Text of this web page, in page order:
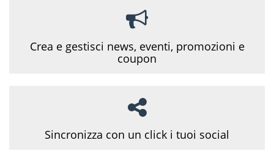
Crea e gestisci news, eventi, promozioni e
coupon
Sincronizza con un click i tuoi social